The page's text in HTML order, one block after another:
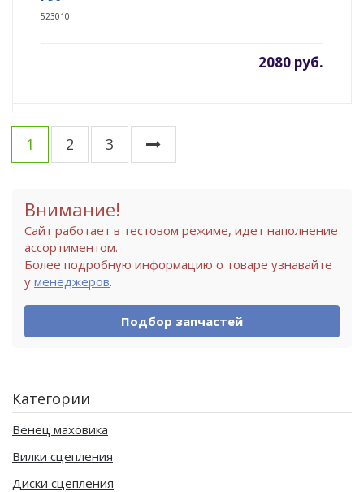
523010
2080 руб.
1 2 3
Внимание!
Сайт работает в тестовом режиме, идет наполнение
ассортиментом.
Более подробную информацию о товаре узнавайте
у менеджеров.
Подбор запчастей
Категории
Венец маховика
Вилки сцепления
Диски сцепления